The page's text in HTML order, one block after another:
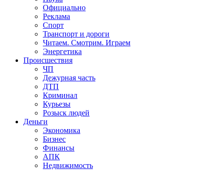
Официально
Реклама
Спорт
Транспорт и дороги
Читаем. Смотрим. Играем
Энергетика
Происшествия
ЧП
Дежурная часть
ДТП
Криминал
Курьезы
Розыск людей
Деньги
Экономика
Бизнес
Финансы
АПК
Недвижимость